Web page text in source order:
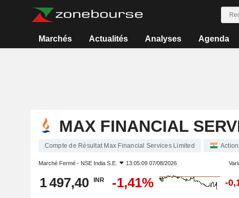
Marchés Actualités Analyses Agenda
MAX FINANCIAL
Compte de Résultat Max Financial Services Limited
Marché Fermé - NSE India S.E. 13:05:09 07/08/2026
1 497,40 INR -1,41% -